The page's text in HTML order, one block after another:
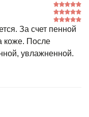
За счет пенной
коже. После
увлажненной.